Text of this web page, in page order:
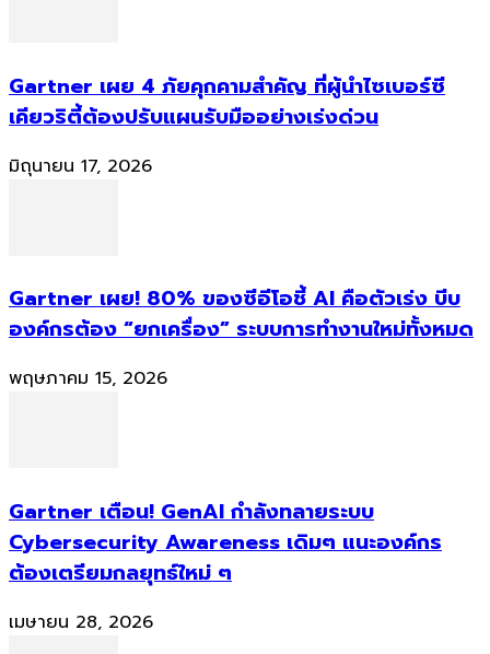
Gartner เผย 4 ภัยคุกคามสำคัญ ที่ผู้นำไซเบอร์ซี
เคียวริตี้ต้องปรับแผนรับมืออย่างเร่งด่วน
มิถุนายน 17, 2026
Gartner เผย! 80% ของซีอีโอชี้ AI คือตัวเร่ง บีบ
องค์กรต้อง “ยกเครื่อง” ระบบการทำงานใหม่ทั้งหมด
พฤษภาคม 15, 2026
Gartner เตือน! GenAI กำลังทลายระบบ
Cybersecurity Awareness เดิมๆ แนะองค์กร
ต้องเตรียมกลยุทธ์ใหม่ ๆ
เมษายน 28, 2026